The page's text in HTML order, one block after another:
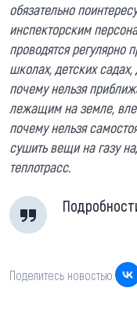
обязательно
инспекторским
проводятся регулярно
школах, детских садах,
почему нельзя
лежащим на земле,
почему нельзя
сушить вещи на газу
теплотрасс.
Поделитесь новостью: